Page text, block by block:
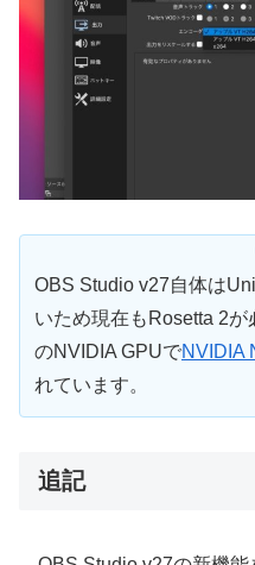
OBS Studio v27自体は
いため現在もRosetta 2
のNVIDIA GPUでNVIDIA
れています。
追記